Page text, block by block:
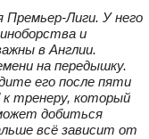
Премьер-Лиги. У него
и
в Англии.
на передышку.
его после пяти
тренеру, который
добиться
всё зависит от